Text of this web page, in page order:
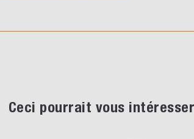
Ceci pourrait vous